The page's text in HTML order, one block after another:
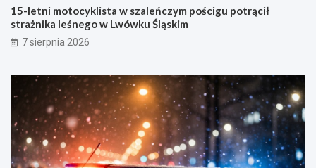
15-letni motocyklista w szaleńczym pościgu potrącił
strażnika leśnego w Lwówku Śląskim
7 sierpnia 2026